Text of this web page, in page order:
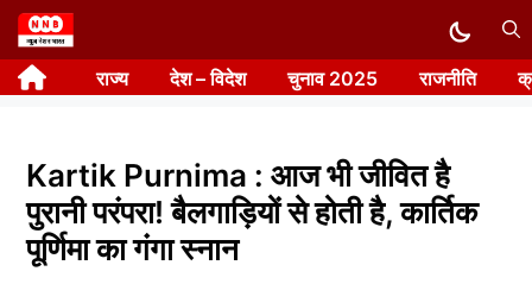
Skip
to
content राज्य देश – विदेश चुनाव 2025 राजनीति
Kartik Purnima : आज भी जीवित है
पुरानी परंपरा! बैलगाड़ियों से होती है, कार्तिक
पूर्णिमा का गंगा स्नान